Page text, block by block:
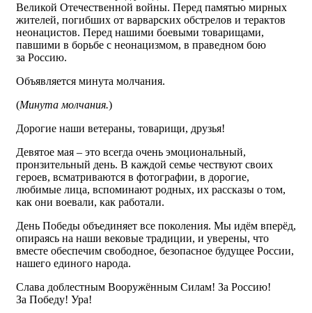
Великой Отечественной войны. Перед памятью мирных
жителей, погибших от варварских обстрелов и терактов
неонацистов. Перед нашими боевыми товарищами,
павшими в борьбе с неонацизмом, в праведном бою
за Россию.
Объявляется минута молчания.
(Минута молчания.)
Дорогие наши ветераны, товарищи, друзья!
Девятое мая – это всегда очень эмоциональный,
пронзительный день. В каждой семье чествуют своих
героев, всматриваются в фотографии, в дорогие,
любимые лица, вспоминают родных, их рассказы о том,
как они воевали, как работали.
День Победы объединяет все поколения. Мы идём вперёд,
опираясь на наши вековые традиции, и уверены, что
вместе обеспечим свободное, безопасное будущее России,
нашего единого народа.
Слава доблестным Вооружённым Силам! За Россию!
За Победу! Ура!